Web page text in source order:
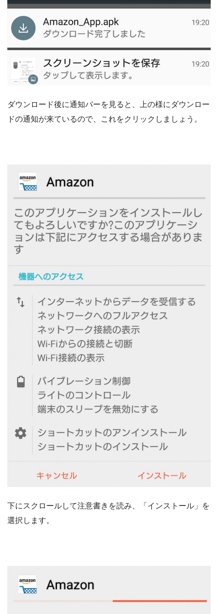
ダウンロード後に通知バーを見ると、上の様にダウンロー
ドの通知が来ているので、これをクリックしましょう。
下にスクロールして注意書きを読み、「インストール」を
選択します。